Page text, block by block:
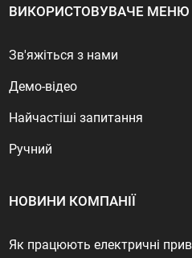
ВИКОРИСТОВУВАЧЕ МЕНЮ
Зв'яжіться з нами
Демо-відео
Найчастіші запитання
Ручний
НОВИНИ КОМПАНІЇ
Як працюють електричні